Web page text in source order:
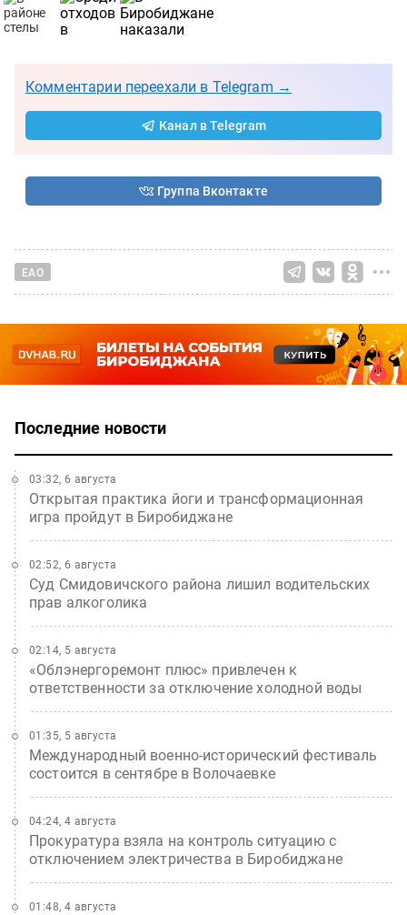
Комментарии переехали в Telegram →
Канал в Telegram
Группа Вконтакте
ЕАО
Последние новости
Открытая практика йоги и трансформационная
игра пройдут в Биробиджане
03:32, 6 августа
Суд Смидовичского района лишил водительских
прав алкоголика
02:52, 6 августа
«Облэнергоремонт плюс» привлечен к
ответственности за отключение холодной воды
02:14, 5 августа
Международный военно-исторический фестиваль
состоится в сентябре в Волочаевке
01:35, 5 августа
Прокуратура взяла на контроль ситуацию с
отключением электричества в Биробиджане
04:24, 4 августа
01:48, 4 августа